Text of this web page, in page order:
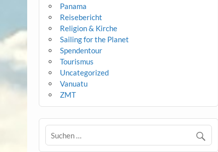
Panama
Reisebericht
Religion & Kirche
Sailing for the Planet
Spendentour
Tourismus
Uncategorized
Vanuatu
ZMT